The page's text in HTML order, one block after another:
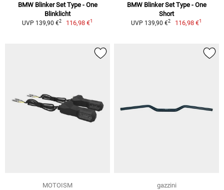
BMW Blinker Set Type - One
Blinklicht
UVP 139,90 €2 116,98 €1
BMW Blinker Set Type - One
Short
UVP 139,90 €2 116,98 €1
MOTOISM
gazzini